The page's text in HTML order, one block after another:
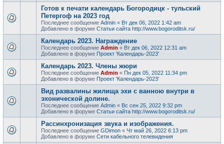
Готов к печати календарь Богородицк - тульский
Петергоф на 2023 год
Последнее сообщение Admin « Вт дек 06, 2022 1:42 am
Добавлено в форуме Статьи сайта http://www.bogoroditsk.ru/
Календарь 2023. Награждение
Последнее сообщение Admin « Вт дек 06, 2022 12:31 am
Добавлено в форуме Проект 'Календарь-2023'
Календарь 2023. Члены жюри
Последнее сообщение Admin « Пн дек 05, 2022 11:34 pm
Добавлено в форуме Проект 'Календарь-2023'
Вид развалины жилища эхи с ванною внутри в
эхонической долине.
Последнее сообщение Admin « Вс сен 25, 2022 9:32 pm
Добавлено в форуме Статьи сайта http://www.bogoroditsk.ru/
Рассинхронизация звука и изображения.
Последнее сообщение GDimon « Чт май 26, 2022 6:13 pm
Добавлено в форуме Сети кабельного телевидения